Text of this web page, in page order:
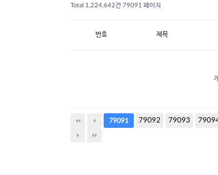
Total 1,224,642건 79091 페이지
번호 제목
79091 79092 79093